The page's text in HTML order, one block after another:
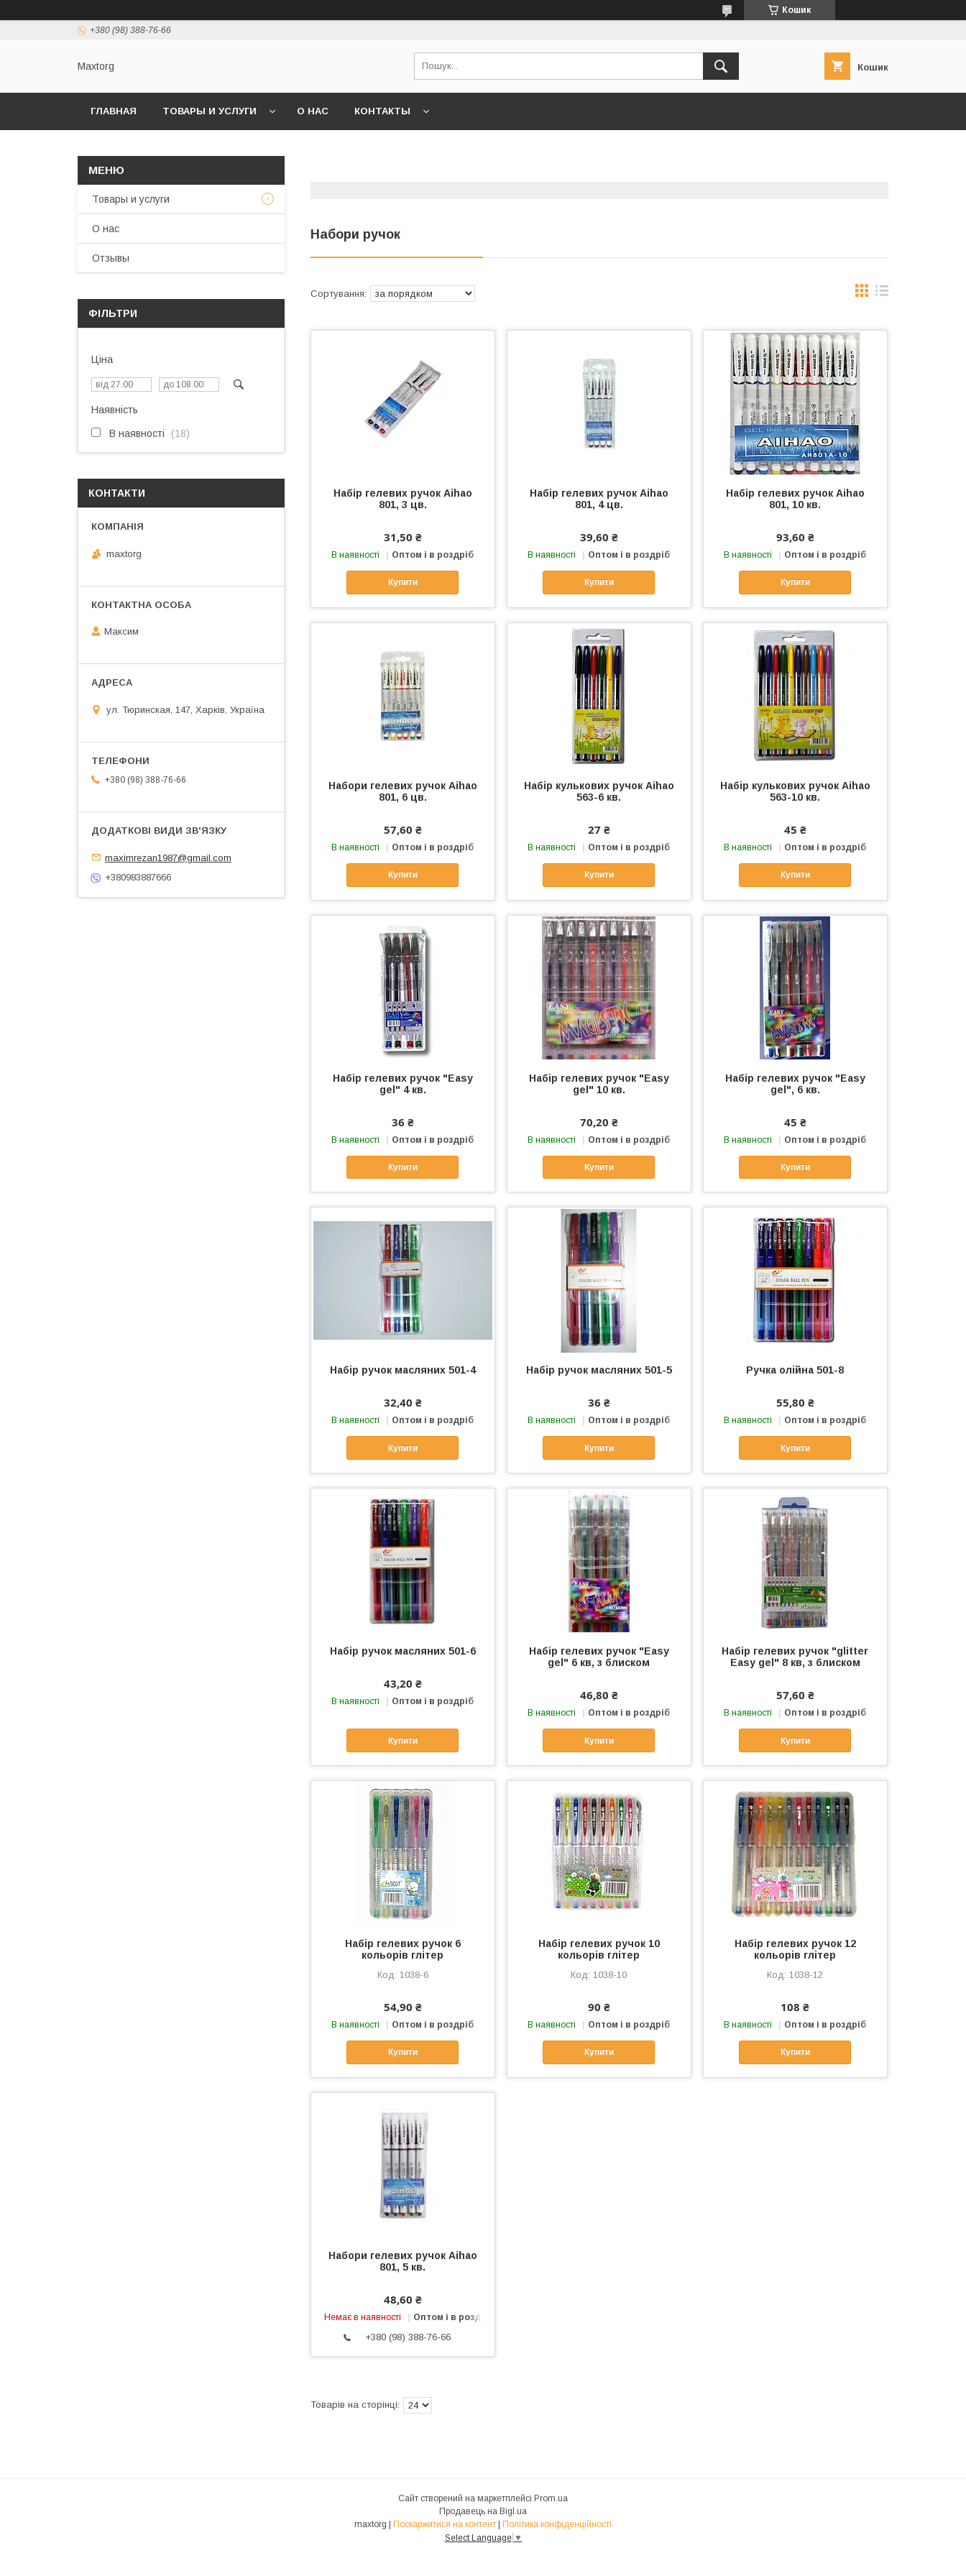
Кошик
+380 (98) 388-76-66
Maxtorg Кошик
ГЛАВНАЯ ТОВАРЫ И УСЛУГИ О НАС КОНТАКТЫ
Набори ручок
Набір гелевих ручок Aihao
801, 3 цв.
31,50 ₴
В наявності Оптом і в роздріб
Купити
Набір гелевих ручок Aihao
801, 4 цв.
39,60 ₴
В наявності Оптом і в роздріб
Купити
Набір гелевих ручок Aihao
801, 10 кв.
93,60 ₴
В наявності Оптом і в роздріб
Купити
Набори гелевих ручок Aihao
801, 6 цв.
57,60 ₴
В наявності Оптом і в роздріб
Купити
Набір кулькових ручок Aihao
563-6 кв.
27 ₴
В наявності Оптом і в роздріб
Купити
Набір кулькових ручок Aihao
563-10 кв.
45 ₴
В наявності Оптом і в роздріб
Купити
Набір гелевих ручок "Easy
gel" 4 кв.
36 ₴
В наявності Оптом і в роздріб
Купити
Набір гелевих ручок "Easy
gel" 10 кв.
70,20 ₴
В наявності Оптом і в роздріб
Купити
Набір гелевих ручок "Easy
gel", 6 кв.
45 ₴
В наявності Оптом і в роздріб
Купити
Набір ручок масляних 501-4
32,40 ₴
В наявності Оптом і в роздріб
Купити
Набір ручок масляних 501-5
36 ₴
В наявності Оптом і в роздріб
Купити
Ручка олійна 501-8
55,80 ₴
В наявності Оптом і в роздріб
Купити
Набір ручок масляних 501-6
43,20 ₴
В наявності Оптом і в роздріб
Купити
Набір гелевих ручок "Easy
gel" 6 кв, з блиском
46,80 ₴
В наявності Оптом і в роздріб
Купити
Набір гелевих ручок "glitter
Easy gel" 8 кв, з блиском
57,60 ₴
В наявності Оптом і в роздріб
Купити
Набір гелевих ручок 6
кольорів глітер
1038-6
54,90 ₴
В наявності Оптом і в роздріб
Купити
Набір гелевих ручок 10
кольорів глітер
1038-10
90 ₴
В наявності Оптом і в роздріб
Купити
Набір гелевих ручок 12
кольорів глітер
1038-12
108 ₴
В наявності Оптом і в роздріб
Купити
Набори гелевих ручок Aihao
801, 5 кв.
48,60 ₴
Немає в наявності Оптом і в роздріб
+380 (98) 388-76-66
Товары и услуги
О нас
Отзывы
ФІЛЬТРИ
Ціна
Наявність
В наявності 18
КОНТАКТИ
maxtorg
Максим
ул. Тюринская, 147, Харків, Україна
+380 (98) 388-76-66
maximrezan1987@gmail.com
+380983887666
Сайт створений на маркетплейсі Prom.ua
Продавець на Bigl.ua
maxtorg | Поскаржитися на контент | Політика конфіденційності
Select Language ▼